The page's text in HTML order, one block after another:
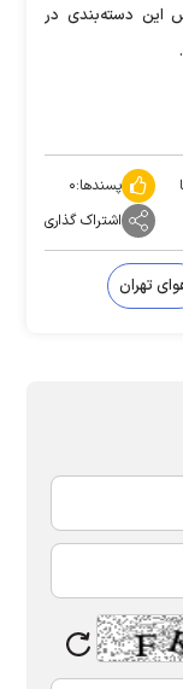
این دسته‌بندی در
پسندها:۰
اشتراک گذاری
تهران